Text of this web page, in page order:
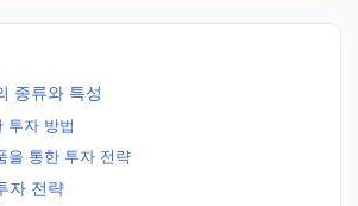
종류와 특성
투자 방법
을 통한 투자 전략
자 전략